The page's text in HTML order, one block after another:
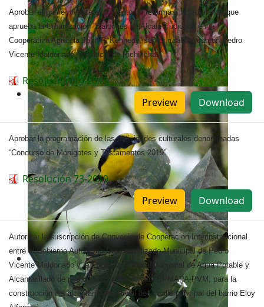
Aprobar el primer debate el proyecto de reforma a la ordenanza que
aprueba la Urbanización "Balcones de Alcalá", ubicada en la
Cooperativa Agrícola John F. Kennedy, sector rural del cantón Pedro
Vicente Maldonado, provincia de Pichincha.
Resolución 74-2019
Download
Preview
Aprobar la programación de las actividades culturales denominadas
“Concurso de Monigotes y Testamentos 2019”.
Resolución 73-2019
Download
Preview
Autorizar la suscripción de Convenio de Cooperación Interinstitucional
entre el Gobierno Autónomo Descentralizado Municipal de Pedro
Vicente Maldonado y la Empresa Pública Municipal de Agua Potable y
Alcantarillado de pedro Vicente Maldonado EPMAPA-PVM, para la
construcción del alcantarillado pluvial de la calle principal del barrio Eloy